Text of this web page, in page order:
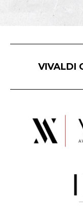
VIVALDI